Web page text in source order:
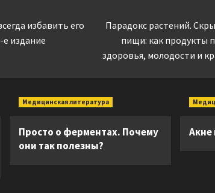
избавить его
издание
Парадокс растений.
пищи: как продукты
здоровья, молодости и
Медицинская литература
Просто о ферментах. Почему
они так полезны?
Акне